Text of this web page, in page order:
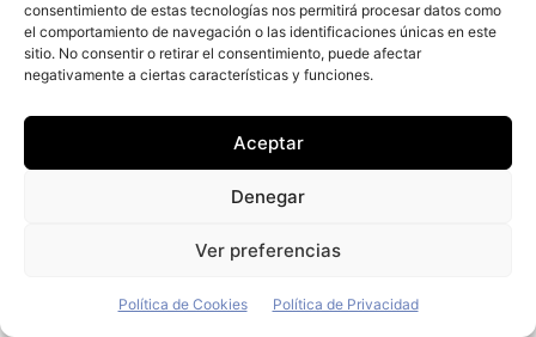
consentimiento de estas tecnologías nos permitirá procesar datos como
el comportamiento de navegación o las identificaciones únicas en este
sitio. No consentir o retirar el consentimiento, puede afectar
negativamente a ciertas características y funciones.
Aceptar
Denegar
Ver preferencias
Política de Cookies Política de Privacidad